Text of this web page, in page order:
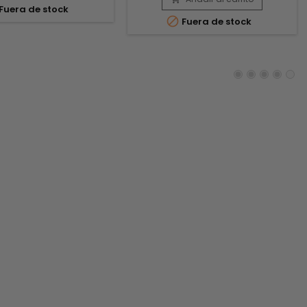
Fuera de stock
nudos, aumenta la densidad y
fortalece la fibra capilar a la vez
 Fuera de stock